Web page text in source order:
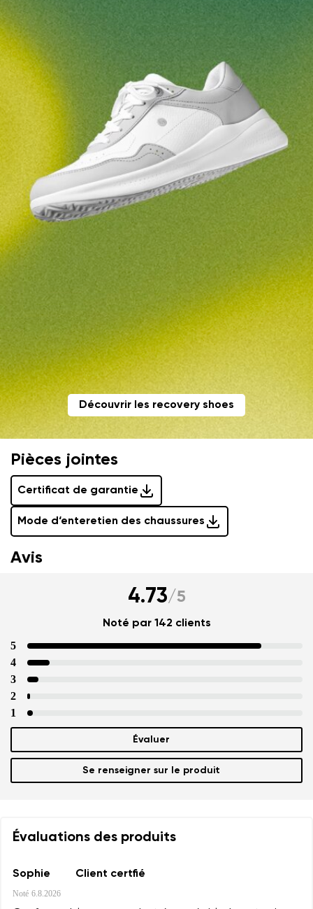
Changer de région
Choisissez le pays de livraison
Choisissez la langue
Modifier
Découvrir les recovery shoes
Pièces jointes
Certificat de garantie
Mode d‘enteretien des chaussures
Votre prénom et nom
Votre adresse mail
Variante
Question
J'accepte qu'on traite mes coordonnées saisies dans
les termes
ces conditions et leur publication
Avis
4.73/5
Noté par 142 clients
5
4
3
2
1
Évaluer
Se renseigner sur le produit
Évaluations des produits
Sophie Client certfié
Noté 6.8.2026
Votre prénom Variante
N° de commande
Commentaire écrit
J'accepte qu'on traite mes coordonnées saisies dans
les termes ces conditions et leur publication
Évaluer